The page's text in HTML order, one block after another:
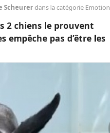
Scheurerdans la catégorie Emotion
2 chiens le prouvent
empêche pas d’être les